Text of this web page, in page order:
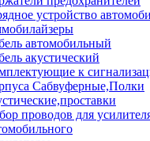
устройство
автомобильный
акустический
к
Сабвуферные,Полки
проводов для